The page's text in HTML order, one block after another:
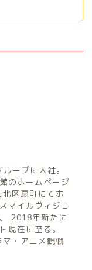
ープに入社。
のホームページ
区扇町にてホ
マイルヴィジョ
2018年新たに
現在に至る。
・アニメ観戦